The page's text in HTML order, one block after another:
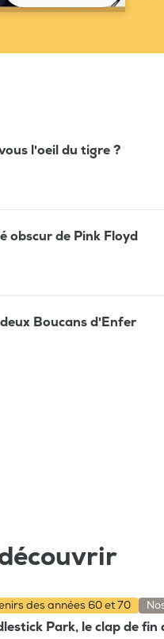
l'oeil du tigre ?
obscur de Pink Floyd
Boucans d'Enfer
des années 60 et 70
Park, le clap de